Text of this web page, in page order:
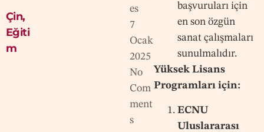
Çin,
Eğiti
m
es
7
Ocak
2025
No
Com
ment
s
başvuruları için
en son özgün
sanat çalışmaları
sunulmalıdır.
Yüksek Lisans
Programları için:
ECNU
Uluslararası